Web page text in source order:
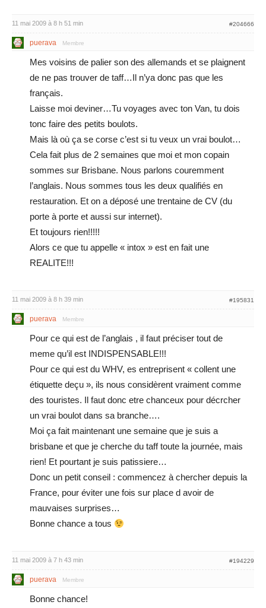
11 mai 2009 à 8 h 51 min #204666
puerava Membre
Mes voisins de palier son des allemands et se plaignent
de ne pas trouver de taff…Il n’ya donc pas que les
français.
Laisse moi deviner…Tu voyages avec ton Van, tu dois
tonc faire des petits boulots.
Mais là où ça se corse c’est si tu veux un vrai boulot…
Cela fait plus de 2 semaines que moi et mon copain
sommes sur Brisbane. Nous parlons couremment
l’anglais. Nous sommes tous les deux qualifiés en
restauration. Et on a déposé une trentaine de CV (du
porte à porte et aussi sur internet).
Et toujours rien!!!!!
Alors ce que tu appelle « intox » est en fait une
REALITE!!!
11 mai 2009 à 8 h 39 min #195831
puerava Membre
Pour ce qui est de l’anglais , il faut préciser tout de
meme qu’il est INDISPENSABLE!!!
Pour ce qui est du WHV, es entreprisent « collent une
étiquette deçu », ils nous considèrent vraiment comme
des touristes. Il faut donc etre chanceux pour décrcher
un vrai boulot dans sa branche….
Moi ça fait maintenant une semaine que je suis a
brisbane et que je cherche du taff toute la journée, mais
rien! Et pourtant je suis patissiere…
Donc un petit conseil : commencez à chercher depuis la
France, pour éviter une fois sur place d avoir de
mauvaises surprises…
Bonne chance a tous
11 mai 2009 à 7 h 43 min #194229
puerava Membre
Bonne chance!